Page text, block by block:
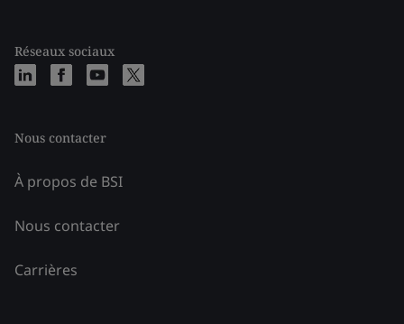
Réseaux sociaux
Nous contacter
À propos de BSI
Nous contacter
Carrières